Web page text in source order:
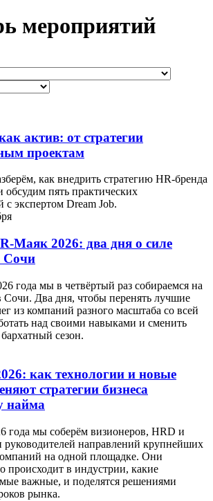
мероприятий
актив: от стратегии
проектам
как внедрить стратегию HR-бренда
обсудим пять практических
с экспертом Dream Job.
2026: два дня о силе
Сочи
года мы в четвёртый раз собираемся на
Сочи. Два дня, чтобы перенять лучшие
из компаний разного масштаба со всей
над своими навыками и сменить
сезон.
как технологии и новые
стратегии бизнеса
найма
года мы соберём визионеров, HRD и
направлений крупнейших
на одной площадке. Они
происходит в индустрии, какие
важные, и поделятся решениями
рынка.